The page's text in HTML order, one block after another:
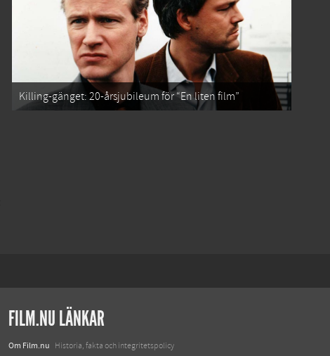
Killing-gänget: 20-årsjubileum för “En liten film”
FILM.NU LÄNKAR
Om Film.nu Historia, fakta och integritetspolicy